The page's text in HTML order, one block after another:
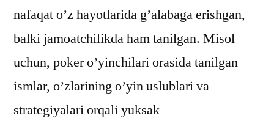
nafaqat o’z hayotlarida g’alabaga erishgan,
balki jamoatchilikda ham tanilgan. Misol
uchun, poker o’yinchilari orasida tanilgan
ismlar, o’zlarining o’yin uslublari va
strategiyalari orqali yuksak